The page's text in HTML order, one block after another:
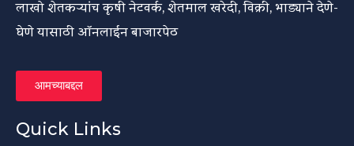
लाखो शेतकऱ्यांच कृषी नेटवर्क, शेतमाल खरेदी, विक्री, भाड्याने देणे-
घेणे यासाठी ऑनलाईन बाजारपेठ
आमच्याबद्दल
Quick Links